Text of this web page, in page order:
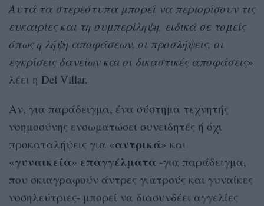
Αυτά τα στερεότυπα μπορεί να περιορίσουν τις
ευκαιρίες και τη συμπερίληψη, ειδικά σε τομείς
όπως η λήψη αποφάσεων, οι προσλήψεις, οι
εγκρίσεις δανείων και οι δικαστικές αποφάσεις»
λέει η Del Villar.
Αν, για παράδειγμα, ένα σύστημα τεχνητής
νοημοσύνης ενσωματώσει συνειδητές ή όχι
προκαταλήψεις για «αντρικά» και
«γυναικεία» επαγγέλματα -για παράδειγμα,
που σκιαγραφούν άντρες γιατρούς και γυναίκες
νοσηλεύτριες- μπορεί να διασυνδέει αγγελίες